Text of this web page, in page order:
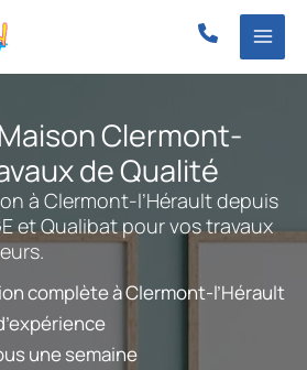
Clermont-
de Qualité
à Clermont-l’Hérault depuis
et Qualibat pour vos travaux
complète à Clermont-l’Hérault
une semaine